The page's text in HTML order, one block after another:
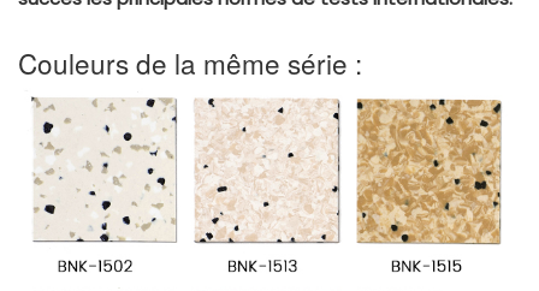
Couleurs de la même série :